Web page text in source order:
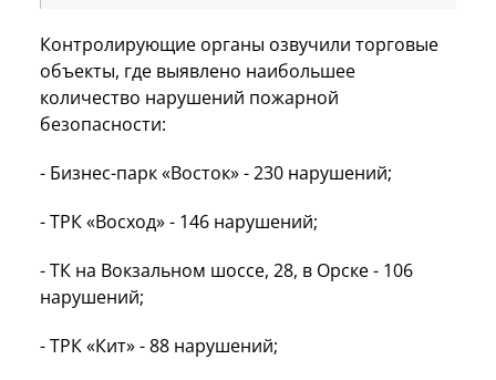
Контролирующие органы озвучили торговые
объекты, где выявлено наибольшее
количество нарушений пожарной
безопасности:
- Бизнес-парк «Восток» - 230 нарушений;
- ТРК «Восход» - 146 нарушений;
- ТК на Вокзальном шоссе, 28, в Орске - 106
нарушений;
- ТРК «Кит» - 88 нарушений;